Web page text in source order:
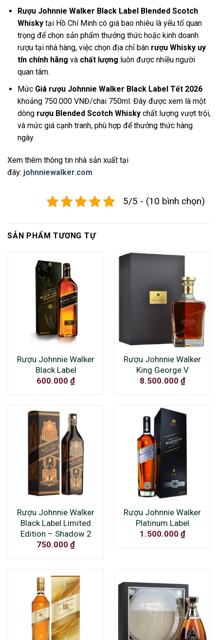
Rượu Johnnie Walker Black Label Blended Scotch
Whisky tại Hồ Chí Minh có giá bao nhiêu là yếu tố quan
trọng để chọn sản phẩm thưởng thức hoặc kinh doanh
rượu tại nhà hàng, việc chọn địa chỉ bán rượu Whisky uy
tín chính hãng và chất lượng luôn được nhiều người
quan tâm.
Mức Giá rượu Johnnie Walker Black Label Tết 2026
khoảng 750.000 VNĐ/chai 750ml. Đây được xem là một
dòng rượu Blended Scotch Whiskychất lượng vượt trội,
và mức giá cạnh tranh, phù hợp để thưởng thức hàng
ngày.
Xem thêm thông tin nhà sản xuất tại
đây: johnniewalker.com
5/5 - (10 bình chọn)
SẢN PHẨM TƯƠNG TỰ
Rượu Johnnie Walker
Black Label
600.000 ₫
Rượu Johnnie Walker
King George V
8.500.000 ₫
Rượu Johnnie Walker
Black Label Limited
Edition – Shadow 2
750.000 ₫
Rượu Johnnie Walker
Platinum Label
1.500.000 ₫